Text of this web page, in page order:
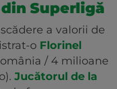
Superligă
a valorii de
o Florinel
/ 4 milioane
Jucătorul de la